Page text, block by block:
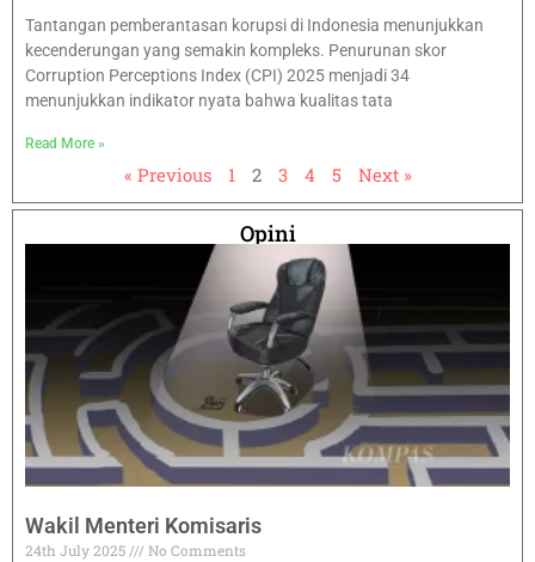
Tantangan pemberantasan korupsi di Indonesia menunjukkan
kecenderungan yang semakin kompleks. Penurunan skor
Corruption Perceptions Index (CPI) 2025 menjadi 34
menunjukkan indikator nyata bahwa kualitas tata
Read More »
« Previous 1 2 3 4 5 Next »
Opini
Wakil Menteri Komisaris
24th July 2025
No Comments